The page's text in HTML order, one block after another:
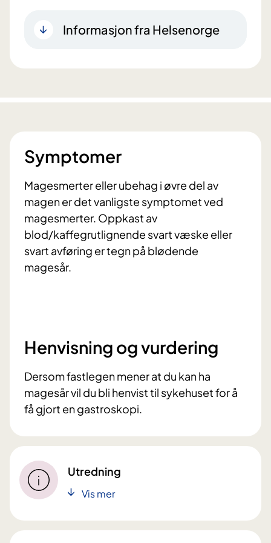
Informasjon fra Helsenorge
Symptomer
Magesmerter eller ubehag i øvre del av
magen er det vanligste symptomet ved
magesmerter. Oppkast av
blod/kaffegrutlignende svart væske eller
svart avføring er tegn på blødende
magesår.
Henvisning og vurdering
Dersom fastlegen mener at du kan ha
magesår vil du bli henvist til sykehuset for å
få gjort en gastroskopi.
Utredning
Vis mer